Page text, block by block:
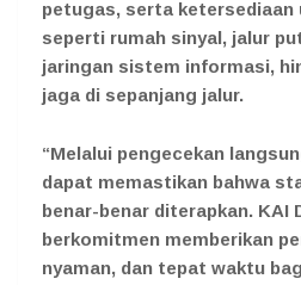
petugas, serta ketersediaan
seperti rumah sinyal, jalur
jaringan sistem informasi,
jaga di sepanjang jalur.
“Melalui pengecekan
dapat memastikan bahwa
benar-benar diterapkan. KAI
berkomitmen memberikan
nyaman, dan tepat waktu